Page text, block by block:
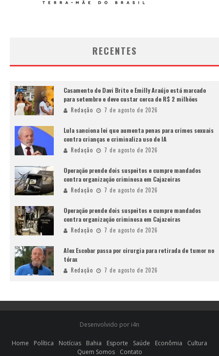
RECENTES
Casamento de Davi Brito e Emilly Araújo está marcado
para setembro e deve custar cerca de R$ 2 milhões
Redação 7 de agosto de 2026
Lula sanciona lei que aumenta penas para crimes sexuais
contra crianças e criminaliza uso de IA
Redação 7 de agosto de 2026
Operação prende dois suspeitos e cumpre mandados
contra organização criminosa em Cajazeiras
Redação 7 de agosto de 2026
Operação prende dois suspeitos e cumpre mandados
contra organização criminosa em Cajazeiras
Redação 7 de agosto de 2026
Alex Escobar passa por cirurgia para retirada de tumor no
tórax
Redação 7 de agosto de 2026
Desenvolvido por i4n
Home Política Notícias Bahia Esporte Saúde Econômia
Cultura
Quem Somos
Contato